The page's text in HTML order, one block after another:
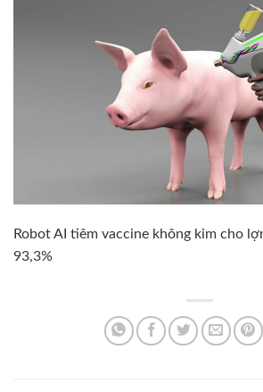
Robot AI tiêm vaccine không kim cho
93,3%